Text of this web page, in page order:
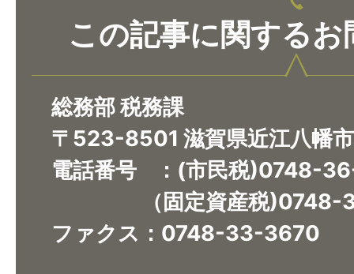
この記事に関するお
総務部 税務課
〒523-8501 滋賀県近江八幡
電話番号 ：(市民税)0748-
（固定資産税)0748-
ファクス：0748-33-3670​​​​​​​